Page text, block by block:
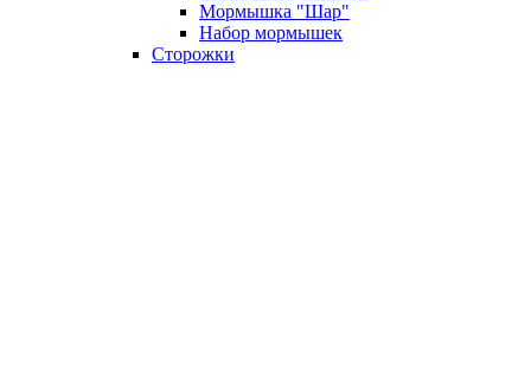
Мормышка "Шар"
Набор мормышек
Сторожки